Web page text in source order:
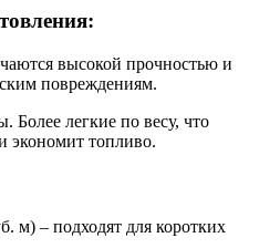
высокой прочностью и
повреждениям.
легкие по весу, что
экономит топливо.
м) – подходят для коротких